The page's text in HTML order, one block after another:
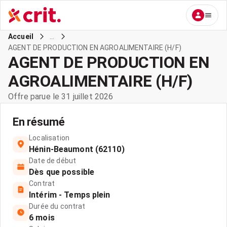
Accueil
AGENT DE PRODUCTION EN AGROALIMENTAIRE (H/F)
AGENT DE PRODUCTION EN
AGROALIMENTAIRE (H/F)
Offre parue le 31 juillet 2026
En résumé
Localisation
Hénin-Beaumont (62110)
Date de début
Dès que possible
Contrat
Intérim - Temps plein
Durée du contrat
6 mois